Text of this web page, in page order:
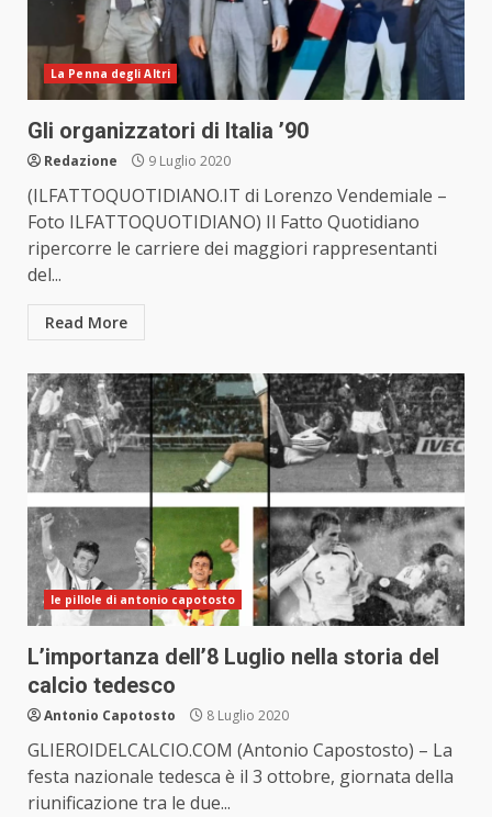
La Penna degli Altri
Gli organizzatori di Italia ’90
Redazione 9 Luglio 2020
(ILFATTOQUOTIDIANO.IT di Lorenzo Vendemiale –
Foto ILFATTOQUOTIDIANO) Il Fatto Quotidiano
ripercorre le carriere dei maggiori rappresentanti
del...
Read More
le pillole di antonio capotosto
L’importanza dell’8 Luglio nella storia del
calcio tedesco
Antonio Capotosto 8 Luglio 2020
GLIEROIDELCALCIO.COM (Antonio Capostosto) – La
festa nazionale tedesca è il 3 ottobre, giornata della
riunificazione tra le due...